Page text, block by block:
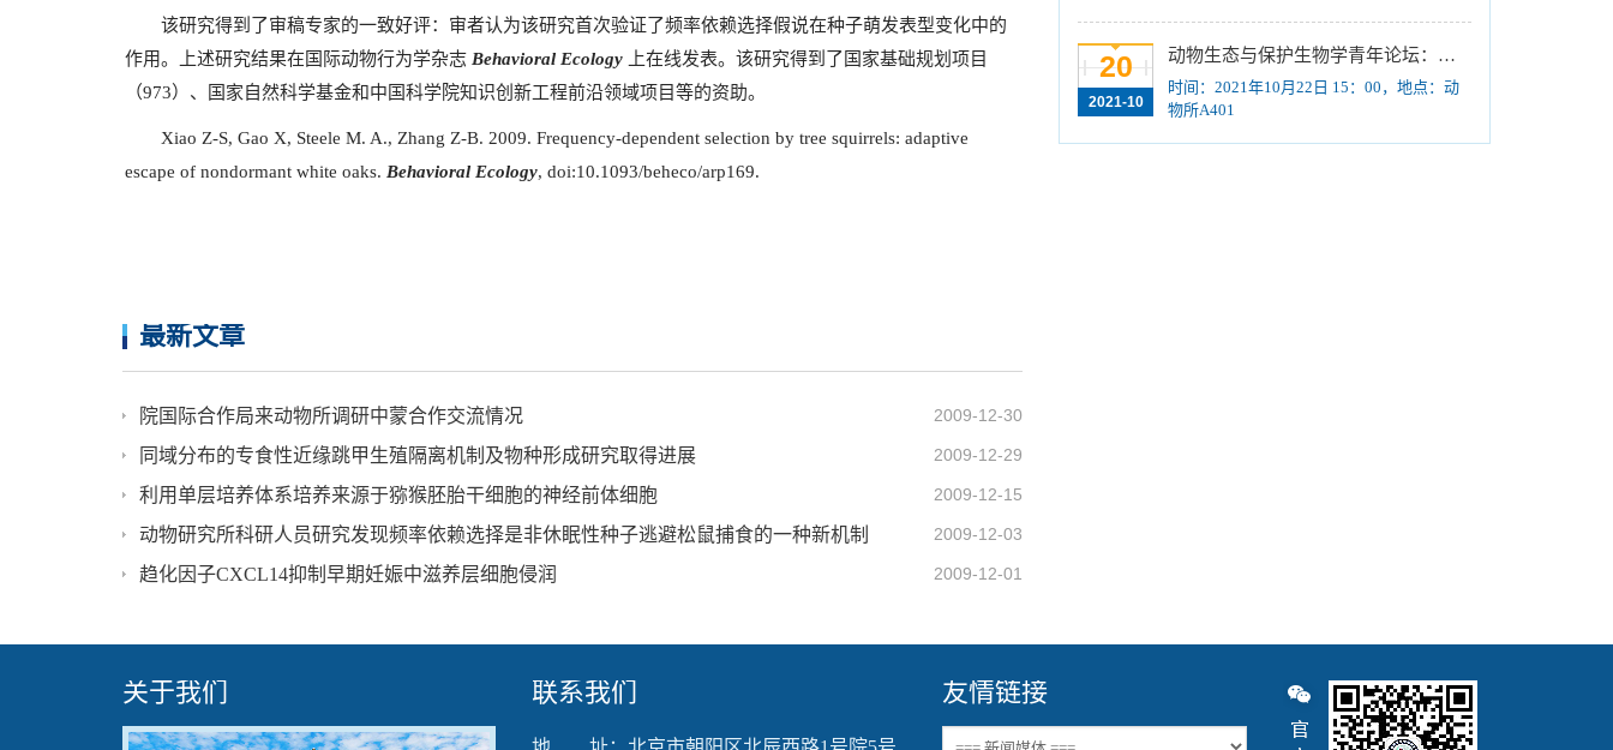
该研究得到了审稿专家的一致好评：审者认为该研究首次验证了频率依赖选择假说在种子萌发表型变化中的
作用。上述研究结果在国际动物行为学杂志 Behavioral Ecology
上在线发表。该研究得到了国家基础规划项目
（973）、国家自然科学基金和中国科学院知识创新工程前沿领域项目等的资助。
Xiao Z-S, Gao X, Steele M. A., Zhang Z-B. 2009. Frequency-dependent selection by tree squirrels: adaptive
escape of nondormant white oaks. Behavioral Ecology, doi:10.1093/beheco/arp169.
最新文章
2009-12-30
院国际合作局来动物所调研中蒙合作交流情况
2009-12-29
同域分布的专食性近缘跳甲生殖隔离机制及物种形成研究取得进展
2009-12-15
利用单层培养体系培养来源于猕猴胚胎干细胞的神经前体细胞
2009-12-03
动物研究所科研人员研究发现频率依赖选择是非休眠性种子逃避松鼠捕食的一种新机制
2009-12-01
趋化因子CXCL14抑制早期妊娠中滋养层细胞侵润
中国科学院动物研究所2023年优秀大学生夏令
营活动时间安排、须知及公示名单[2023-07-05]
2023年“中国科学院动物研究所大学生创新实践
训练计划”申报指南[2023-06-16]
20
2021-10
动物生态与保护生物学青年论坛：中国大型食肉动物生态研究与保护
时间：2021年10月22日 15：00，地点：动
物所A401
关于我们 联系我们 友情链接